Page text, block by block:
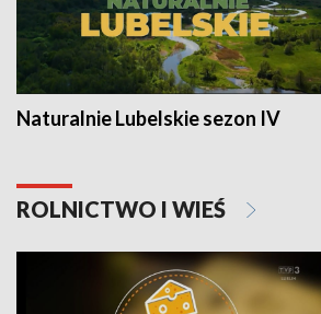
Naturalnie Lubelskie sezon IV
ROLNICTWO I WIEŚ